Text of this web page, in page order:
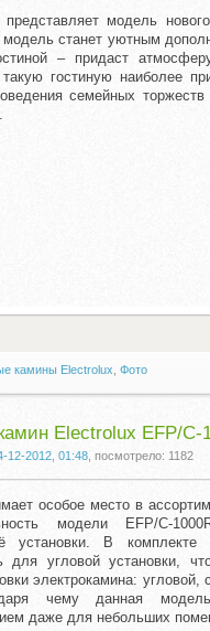
представляет модель
станет уютным
– придаст
такую гостиную наиболее
семейных
камины Electrolux Фото
Electrolux EFP/C-
12-2012, 01:48, посмотрело: 1182
особое место в
модели EFP/C-
установки. В
для угловой установки,
электрокамина: угловой,
чему данная
даже для небольших